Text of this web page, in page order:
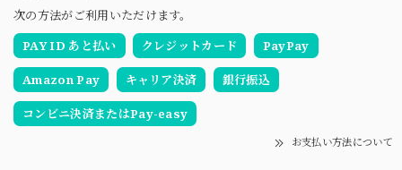
次の方法がご利用いただけます。
PAY ID あと払い
クレジットカード PayPay
Amazon Pay キャリア決済 銀行振込
コンビニ決済またはPay-easy
お支払い方法について